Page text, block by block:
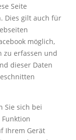
Seite
Dies gilt auch für
möglich,
zu erfassen und
dieser Daten
Sie sich bei
Ihrem Gerät